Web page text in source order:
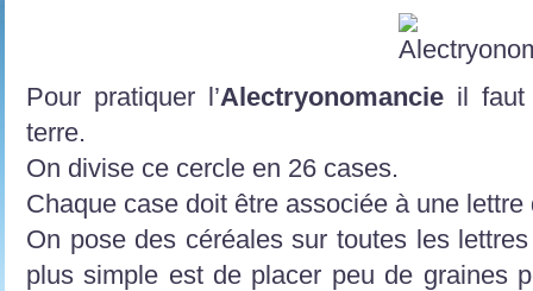
Pour pratiquer l’Alectryonomancieil faut
terre.
On divise ce cercle en 26 cases.
Chaque case doit être associée à une lettre
On pose des céréales sur toutes les
plus simple est de placer peu de graines